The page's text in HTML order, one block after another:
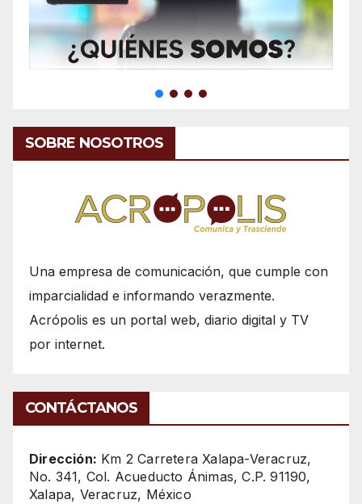
SOBRE NOSOTROS
Una empresa de comunicación, que cumple con
imparcialidad e informando verazmente.
Acrópolis es un portal web, diario digital y TV
por internet.
CONTÁCTANOS
Dirección: Km 2 Carretera Xalapa-Veracruz,
No. 341, Col. Acueducto Ánimas, C.P. 91190,
Xalapa, Veracruz, México